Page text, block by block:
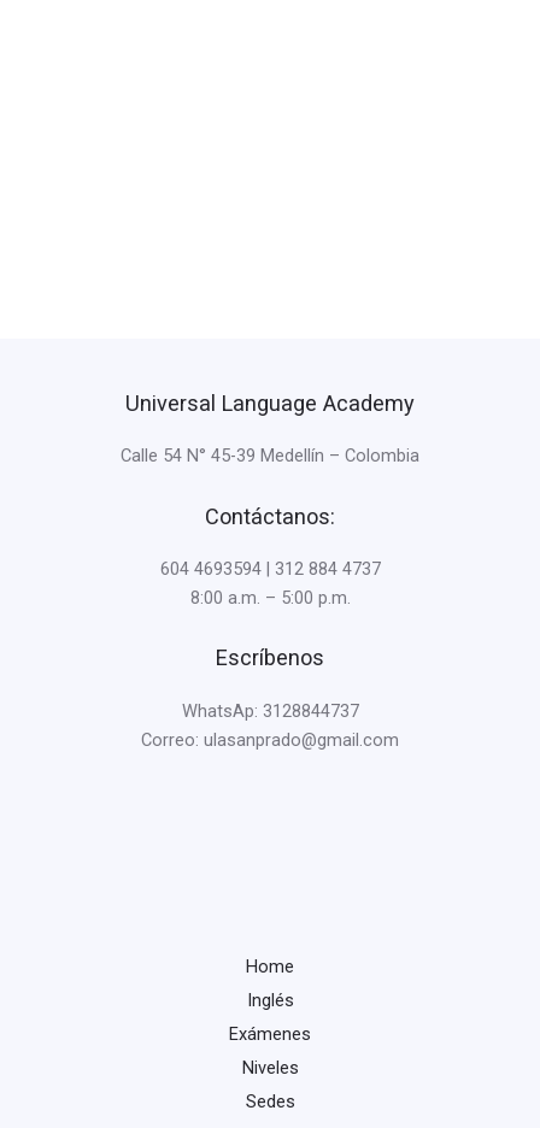
Universal Language Academy
Calle 54 N° 45-39 Medellín – Colombia
Contáctanos:
604 4693594 | 312 884 4737
8:00 a.m. – 5:00 p.m.
Escríbenos
WhatsAp: 3128844737
Correo: ulasanprado@gmail.com
Home
Inglés
Exámenes
Niveles
Sedes